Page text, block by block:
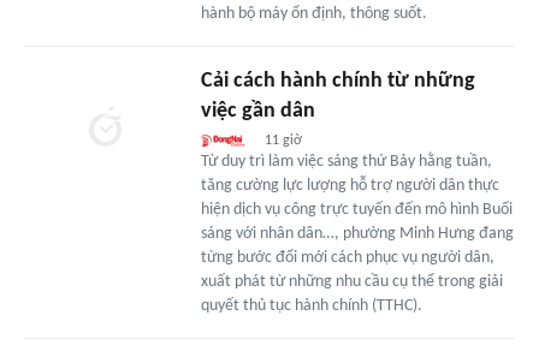
hành bộ máy ổn định, thông suốt.
Cải cách hành chính từ những
việc gần dân
11 giờ
Từ duy trì làm việc sáng thứ Bảy hằng tuần,
tăng cường lực lượng hỗ trợ người dân thực
hiện dịch vụ công trực tuyến đến mô hình Buổi
sáng với nhân dân…, phường Minh Hưng đang
từng bước đổi mới cách phục vụ người dân,
xuất phát từ những nhu cầu cụ thể trong giải
quyết thủ tục hành chính (TTHC).